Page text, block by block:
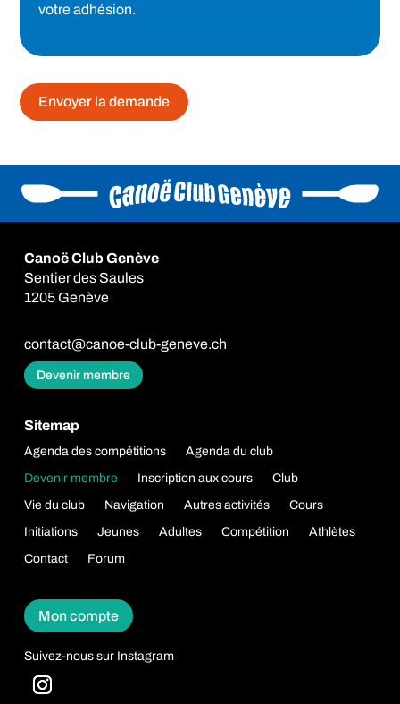
votre adhésion.
Envoyer la demande
Canoë Club Genève
Sentier des Saules
1205 Genève
contact@canoe-club-geneve.ch
Devenir membre
Sitemap
Agenda des compétitions
Agenda du club
Devenir membre
Inscription aux cours
Club
Vie du club
Navigation Autres activités
Cours
Initiations
Jeunes Adultes Compétition
Athlètes
Contact
Forum
Mon compte
Suivez-nous sur Instagram